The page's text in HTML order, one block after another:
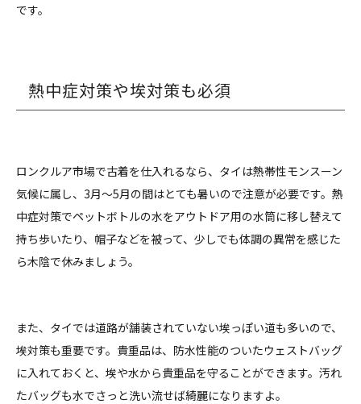
です。
熱中症対策や埃対策も必須
ロンクルア市場で古着を仕入れるなら、タイは熱帯性モンスーン
気候に属し、3月〜5月の間はとても暑いので注意が必要です。熱
中症対策でペットボトルの水をアウトドア用の水筒に移し替えて
持ち歩いたり、帽子などを被って、少しでも体調の異常を感じた
ら木陰で休みましょう。
また、タイでは道路が舗装されていない埃っぽい道も多いので、
埃対策も重要です。貴重品は、防水性能のついたウェストバッグ
に入れておくと、埃や水から貴重品を守ることができます。汚れ
たバッグも水でさっと洗い流せば綺麗になりますよ。